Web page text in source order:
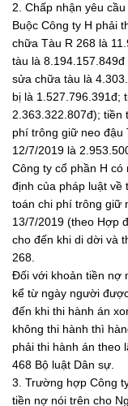
2. Chấp nhận yêu
Buộc Công ty H phải
chữa Tàu R 268 là
tàu là
sửa chữa tàu là
bị là 1.527.796.391đ;
2.363.322.807đ); tiền
phí trông giữ neo đậu
12/7/2019 là
Công ty cổ phần H
định của pháp luật về
toán chi phí trông giữ
13/7/2019 (theo Hợp
cho đến khi di dời và
268.
Đối với khoản tiền nợ
kể từ ngày người
đến khi thi hành án
không thi hành thì
phải thi hành án theo
468 Bộ luật Dân sự.
3. Trường hợp Công
tiền nợ nói trên cho